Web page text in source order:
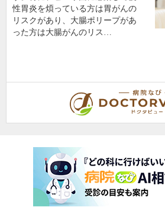
性胃炎を煩っている方は胃がんの
リスクがあり、大腸ポリープがあ
った方は大腸がんのリス…